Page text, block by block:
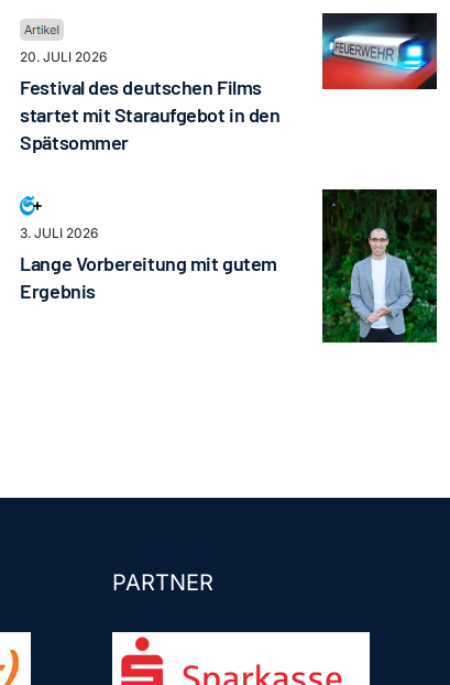
20. JULI 2026
Festival des deutschen Films
startet mit Staraufgebot in den
Spätsommer
3. JULI 2026
Lange Vorbereitung mit gutem
Ergebnis
PARTNER